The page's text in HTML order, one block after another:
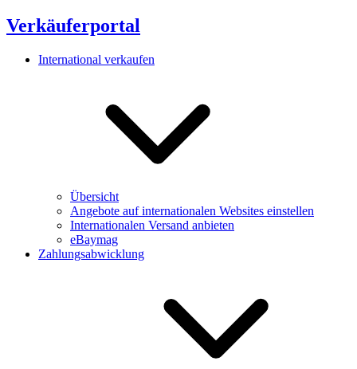
Verkäuferportal
International verkaufen
Übersicht
Angebote auf internationalen Websites einstellen
Internationalen Versand anbieten
eBaymag
Zahlungsabwicklung